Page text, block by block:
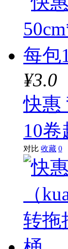
¥3.0
快惠
10卷
对比 收藏 0